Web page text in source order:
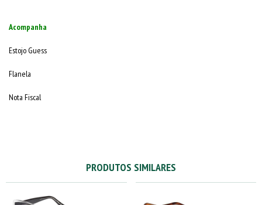
Acompanha
Estojo Guess
Flanela
Nota Fiscal
PRODUTOS SIMILARES